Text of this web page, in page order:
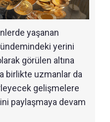
yaşanan
yerini
görülen altına
birlikte uzmanlar da
gelişmelere
paylaşmaya devam